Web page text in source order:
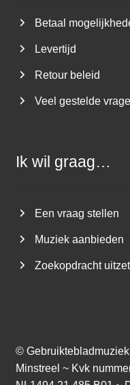
Betaal
Levertijd
Retour beleid
Veel gestelde
Ik wil graag…
Een vraag stellen
Muziek aanbieden
Zoekopdracht
©
Minstreel ~ Kvk